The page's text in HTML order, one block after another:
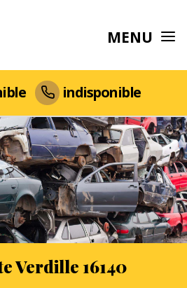
MENU
indisponible
Verdille 16140